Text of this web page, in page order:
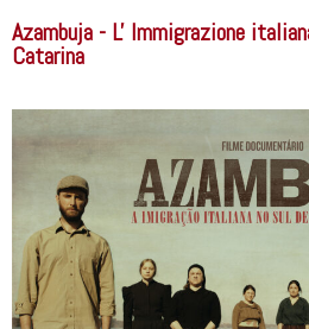
Azambuja - L' Immigrazione
Catarina